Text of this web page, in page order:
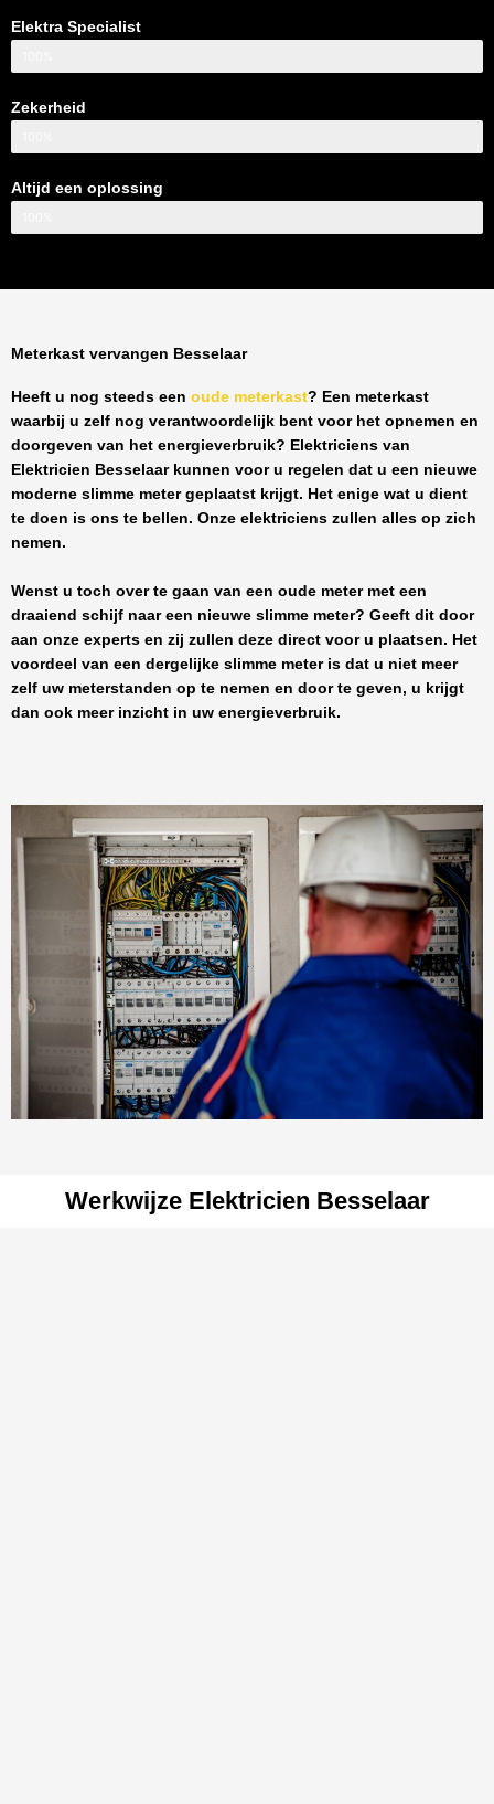
Elektra Specialist
Zekerheid
Altijd een oplossing
Meterkast vervangen Besselaar
Heeft u nog steeds een oude meterkast? Een meterkast
waarbij u zelf nog verantwoordelijk bent voor het opnemen en
doorgeven van het energieverbruik? Elektriciens van
Elektricien Besselaarkunnen voor u regelen dat u een nieuwe
moderne slimme meter geplaatst krijgt. Het enige wat u dient
te doen is ons te bellen. Onze elektriciens zullen alles op zich
nemen.
Wenst u toch over te gaan van een oude meter met een
draaiend schijf naar een nieuwe slimme meter? Geeft dit door
aan onze experts en zij zullen deze direct voor u plaatsen. Het
voordeel van een dergelijke slimme meter is dat u niet meer
zelf uw meterstanden op te nemen en door te geven, u krijgt
dan ook meer inzicht in uw energieverbruik.
Werkwijze Elektricien Besselaar